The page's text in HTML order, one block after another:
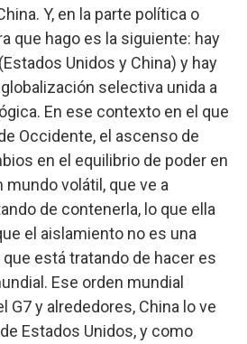
Y, en la parte política o
que hago es la siguiente: hay
Unidos y China) y hay
selectiva unida a
En ese contexto en el que
Occidente, el ascenso de
en el equilibrio de poder en
mundo volátil, que ve a
de contenerla, lo que ella
el aislamiento no es una
está tratando de hacer es
Ese orden mundial
G7 y alrededores, China lo ve
Estados Unidos, y como